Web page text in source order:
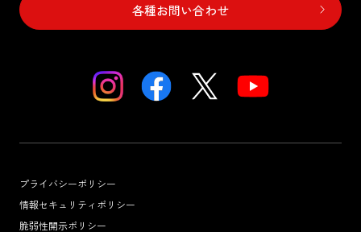
各種お問い合わせ
プライバシーポリシー
情報セキュリティポリシー
脆弱性開示ポリシー